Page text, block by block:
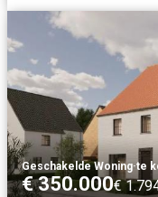
Geschakelde Woning·te
€ 350.000€